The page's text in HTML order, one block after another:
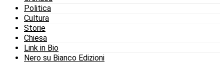
Politica
Cultura
Storie
Chiesa
Link in Bio
Nero su Bianco Edizioni